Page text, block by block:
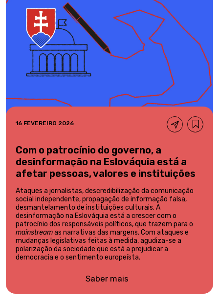
16 FEVEREIRO 2026
Com o patrocínio do governo, a
desinformação na Eslováquia está a
afetar pessoas, valores e instituições
Ataques a jornalistas, descredibilização da comunicação
social independente, propagação de informação falsa,
desmantelamento de instituições culturais. A
desinformação na Eslováquia está a crescer com o
patrocínio dos responsáveis políticos, que trazem para o
mainstreamas narrativas das margens. Com ataques e
mudanças legislativas feitas à medida, agudiza-se a
polarização da sociedade que está a prejudicar a
democracia e o sentimento europeísta.
Saber mais